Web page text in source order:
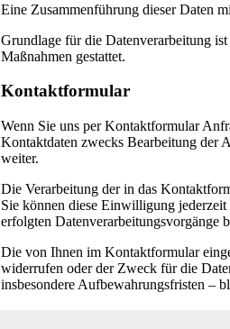
Eine Zusammenführung dieser Daten
Grundlage für die Datenverarbeitung
Maßnahmen gestattet.
Kontaktformular
Wenn Sie uns per Kontaktformular
Kontaktdaten zwecks Bearbeitung der
weiter.
Die Verarbeitung der in das
Sie können diese Einwilligung
erfolgten Datenverarbeitungsvorgänge
Die von Ihnen im Kontaktformular
widerrufen oder der Zweck für die
insbesondere Aufbewahrungsfristen –